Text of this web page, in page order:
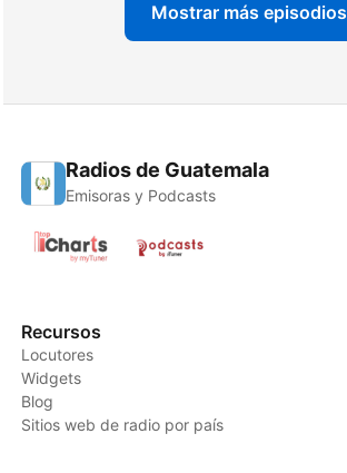
Mostrar más episodios
Radios de Guatemala
Emisoras y Podcasts
Recursos
Locutores
Widgets
Blog
Sitios web de radio por país